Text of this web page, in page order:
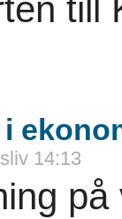
till
14:13